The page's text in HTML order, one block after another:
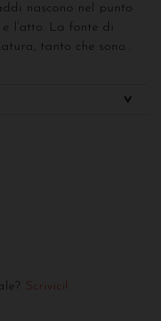
nascono nel punto
l’atto. La fonte di
tanto che sono...
Scrivici!